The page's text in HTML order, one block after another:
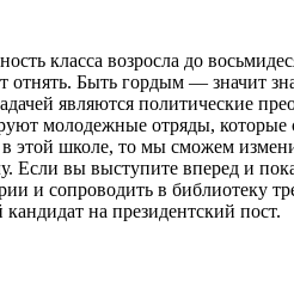
класса возросла до
отнять. Быть гордым — значит
являются политические
молодежные отряды,
этой школе, то мы сможем
Если вы выступите вперед и
и сопроводить в библиотеку
на президентский пост.